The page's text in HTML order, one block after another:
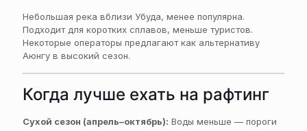
Небольшая река вблизи Убуда, менее популярна.
Подходит для коротких сплавов, меньше туристов.
Некоторые операторы предлагают как альтернативу
Аюнгу в высокий сезон.
Когда лучше ехать на рафтинг
Сухой сезон (апрель–октябрь): Воды меньше — пороги